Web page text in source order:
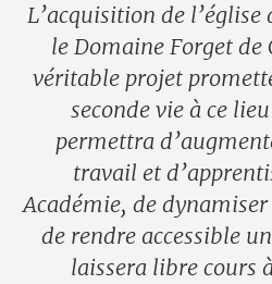
L’acquisition de
le Domaine Forget de
véritable projet
seconde vie à ce
permettra
travail et
Académie, de
de rendre accessible
laissera libre cours